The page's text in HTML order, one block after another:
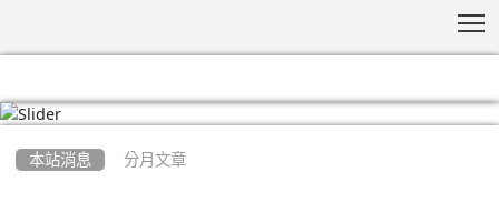
本站消息 分月文章